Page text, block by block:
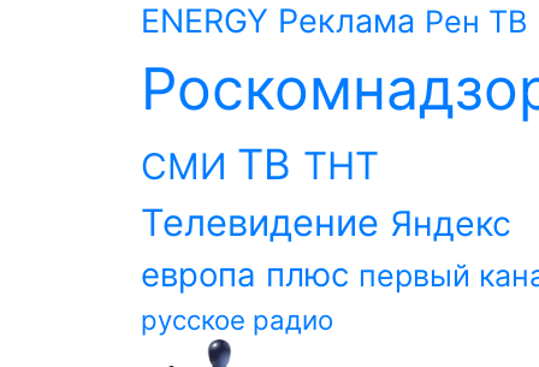
ENERGY Реклама Рен ТВ
СМИ ТВ ТНТ
Телевидение Яндекс
европа плюс первый
русское радио